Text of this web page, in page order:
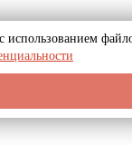
использованием